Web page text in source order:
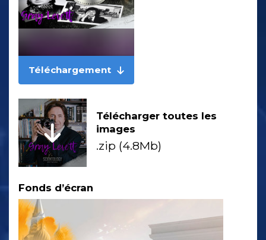
Téléchargement
Télécharger toutes les
images
.zip (4.8Mb)
Fonds d’écran